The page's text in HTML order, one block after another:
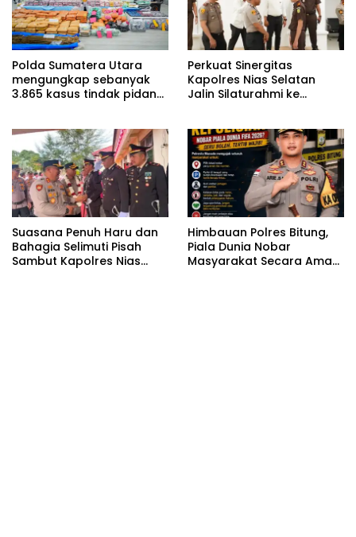
Polda Sumatera Utara
mengungkap sebanyak
3.865 kasus tindak pidana
Perkuat Sinergitas
Kapolres Nias Selatan
Jalin Silaturahmi ke
Stabilitas Daerah
Suasana Penuh Haru dan
Bahagia Selimuti Pisah
Sambut Kapolres Nias
Himbauan Polres Bitung,
Piala Dunia Nobar
Masyarakat Secara Aman